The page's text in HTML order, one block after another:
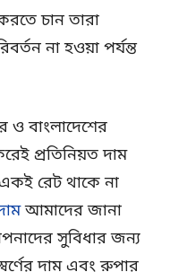
চান তারা
না হওয়া পর্যন্ত
ও বাংলাদেশের
প্রতিনিয়ত দাম
রেট থাকে না
আমাদের জানা
সুবিধার জন্য
দাম এবং রুপার